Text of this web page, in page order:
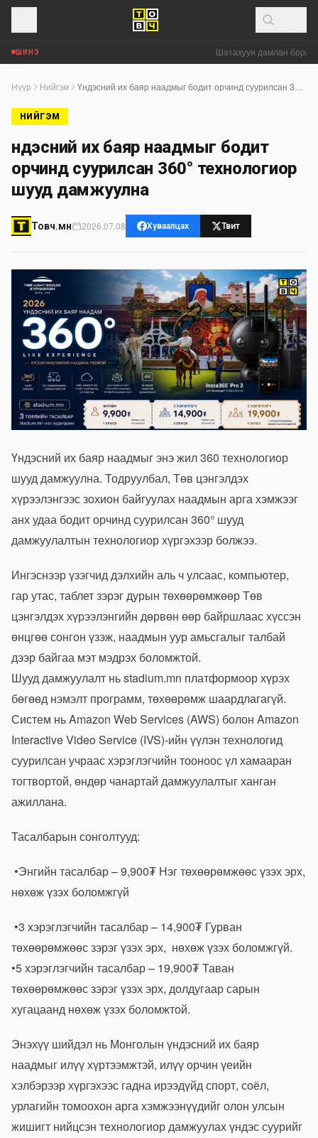
ШИНЭ Шатахуун дамлан
Нүүр Нийгэм
НИЙГЭМ
Үндэсний их баяр наадмыг бодит
орчинд суурилсан 360° технологиор
шууд дамжуулна
Товч.мн 2026.07.08 Хуваалцах Твит
Үндэсний их баяр наадмыг энэ жил 360 технологиор
шууд дамжуулна. Тодруулбал, Төв цэнгэлдэх
хүрээлэнгээс зохион байгуулах наадмын арга хэмжээг
анх удаа бодит орчинд суурилсан 360° шууд
дамжуулалтын технологиор хүргэхээр болжээ.
Ингэснээр үзэгчид дэлхийн аль ч улсаас, компьютер,
гар утас, таблет зэрэг дурын төхөөрөмжөөр Төв
цэнгэлдэх хүрээлэнгийн дөрвөн өөр байршлаас хүссэн
өнцгөө сонгон үзэж, наадмын уур амьсгалыг талбай
дээр байгаа мэт мэдрэх боломжтой.
Шууд дамжуулалт нь stadium.mn платформоор хүрэх
бөгөөд нэмэлт программ, төхөөрөмж шаардлагагүй.
Систем нь Amazon Web Services (AWS) болон Amazon
Interactive Video Service (IVS)-ийн үүлэн технологид
суурилсан учраас хэрэглэгчийн тооноос үл хамааран
тогтвортой, өндөр чанартай дамжуулалтыг ханган
ажиллана.
Тасалбарын сонголтууд:
•Энгийн тасалбар – 9,900₮ Нэг төхөөрөмжөөс үзэх эрх,
нөхөж үзэх боломжгүй
•3 хэрэглэгчийн тасалбар – 14,900₮ Гурван
төхөөрөмжөөс зэрэг үзэх эрх, нөхөж үзэх боломжгүй.
•5 хэрэглэгчийн тасалбар – 19,900₮ Таван
төхөөрөмжөөс зэрэг үзэх эрх, долдугаар сарын
хугацаанд нөхөж үзэх боломжтой.
Энэхүү шийдэл нь Монголын үндэсний их баяр
наадмыг илүү хүртээмжтэй, илүү орчин үеийн
хэлбэрээр хүргэхээс гадна ирээдүйд спорт, соёл,
урлагийн томоохон арга хэмжээнүүдийг олон улсын
жишигт нийцсэн технологиор дамжуулах үндэс суурийг